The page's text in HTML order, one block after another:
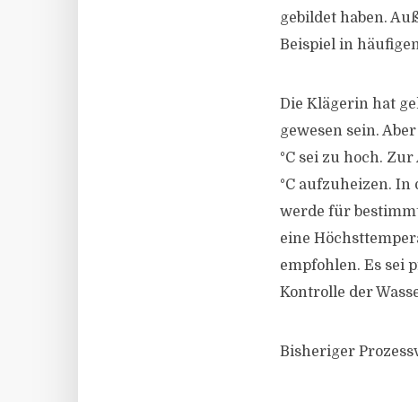
gebildet haben.
Beispiel in
Die Klägerin hat
gewesen sein.
°C sei zu hoch.
°C aufzuheizen.
werde für
eine
empfohlen. Es sei
Kontrolle der
Bisheriger